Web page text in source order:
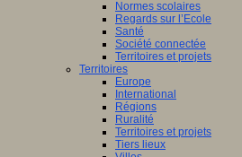
Normes scolaires
Regards sur l’Ecole
Santé
Société connectée
Territoires et projets
Territoires
Europe
International
Régions
Ruralité
Territoires et projets
Tiers lieux